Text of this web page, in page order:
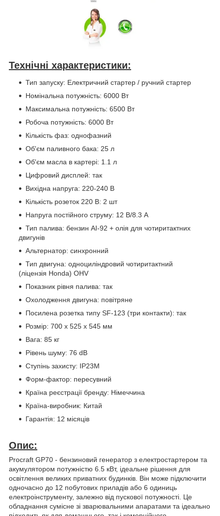
Технічні характеристики:
Тип запуску: Електричний стартер / ручний стартер
Номінальна потужність: 6000 Вт
Максимальна потужність: 6500 Вт
Робоча потужність: 6000 Вт
Кількість фаз: однофазний
Об'єм паливного бака: 25 л
Об'єм масла в картері: 1.1 л
Цифровий дисплей: так
Вихідна напруга: 220-240 В
Кількість розеток 220 В: 2 шт
Напруга постійного струму: 12 В/8.3 А
Тип палива: бензин АІ-92 + олія для чотиритактних
двигунів
Альтернатор: синхронний
Тип двигуна: одноциліндровий чотиритактний
(ліцензія Honda) OHV
Показник рівня палива: так
Охолодження двигуна: повітряне
Посилена розетка типу SF-123 (три контакти): так
Розмір: 700 x 525 x 545 мм
Вага: 85 кг
Рівень шуму: 76 dB
Ступінь захисту: IP23M
Форм-фактор: пересувний
Країна реєстрації бренду: Німеччина
Країна-виробник: Китай
Гарантія: 12 місяців
Опис:
Procraft GP70 - бензиновий генератор з електростартером та
акумулятором потужністю 6.5 кВт, ідеальне рішення для
освітлення великих приватних будинків. Він може підключити
одночасно до 12 побутових приладів або 6 одиниць
електроінструменту, залежно від пускової потужності. Це
обладнання сумісне зі зварювальними апаратами та ідеально